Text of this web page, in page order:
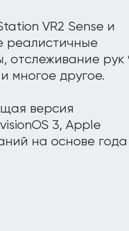
VR2 Sense и
реалистичные
отслеживание рук
многое другое.
версия
3, Apple
на основе года